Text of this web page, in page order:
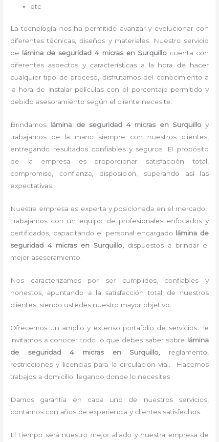
etc
La tecnología nos ha permitido avanzar y evolucionar con
diferentes técnicas, diseños y materiales. Nuestro servicio
de lámina de seguridad 4 micrasen Surquillocuenta con
diferentes aspectos y características a la hora de hacer
cualquier tipo de proceso, disfrutamos del conocimiento a
la hora de instalar películas con el porcentaje permitido y
debido asesoramiento según el cliente necesite.
Brindamos lámina de seguridad 4 micras en Surquillo y
trabajamos de la mano siempre con nuestros clientes,
entregando resultados confiables y seguros. El propósito
de la empresa es proporcionar satisfacción total,
compromiso, confianza, disposición, superando así las
expectativas.
Nuestra empresa es experta y posicionada en el mercado.
Trabajamos con un equipo de profesionales enfocados y
certificados, capacitando el personal encargado lámina de
seguridad 4 micras en Surquillo, dispuestos a brindar el
mejor asesoramiento.
Nos caracterizamos por ser cumplidos, confiables y
honestos, apuntando a la satisfacción total de nuestros
clientes, siendo ustedes nuestro mayor objetivo.
Ofrecemos un amplio y extenso portafolio de servicios. Te
invitamos a conocer todo lo que debes saber sobre lámina
de seguridad 4 micras
en Surquillo, reglamento,
restricciones y licencias para la circulación vial. Hacemos
trabajos a domicilio llegando donde lo necesites.
Damos garantía en cada uno de nuestros servicios,
contamos con años de experiencia y clientes satisfechos.
El tiempo será nuestro mejor aliado y nuestra empresa de